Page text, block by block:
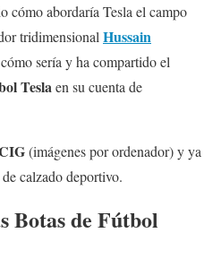
cómo abordaría Tesla el campo
tridimensional Hussain
sería y ha compartido el
Teslaen su cuenta de
(imágenes por ordenador) y ya
calzado deportivo.
Botas de Fútbol